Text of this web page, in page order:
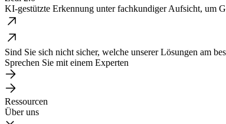
KI-gestützte Erkennung unter fachkundiger Aufsicht, um
Sind Sie sich nicht sicher, welche unserer Lösungen am
Sprechen Sie mit einem Experten
Ressourcen
Über uns